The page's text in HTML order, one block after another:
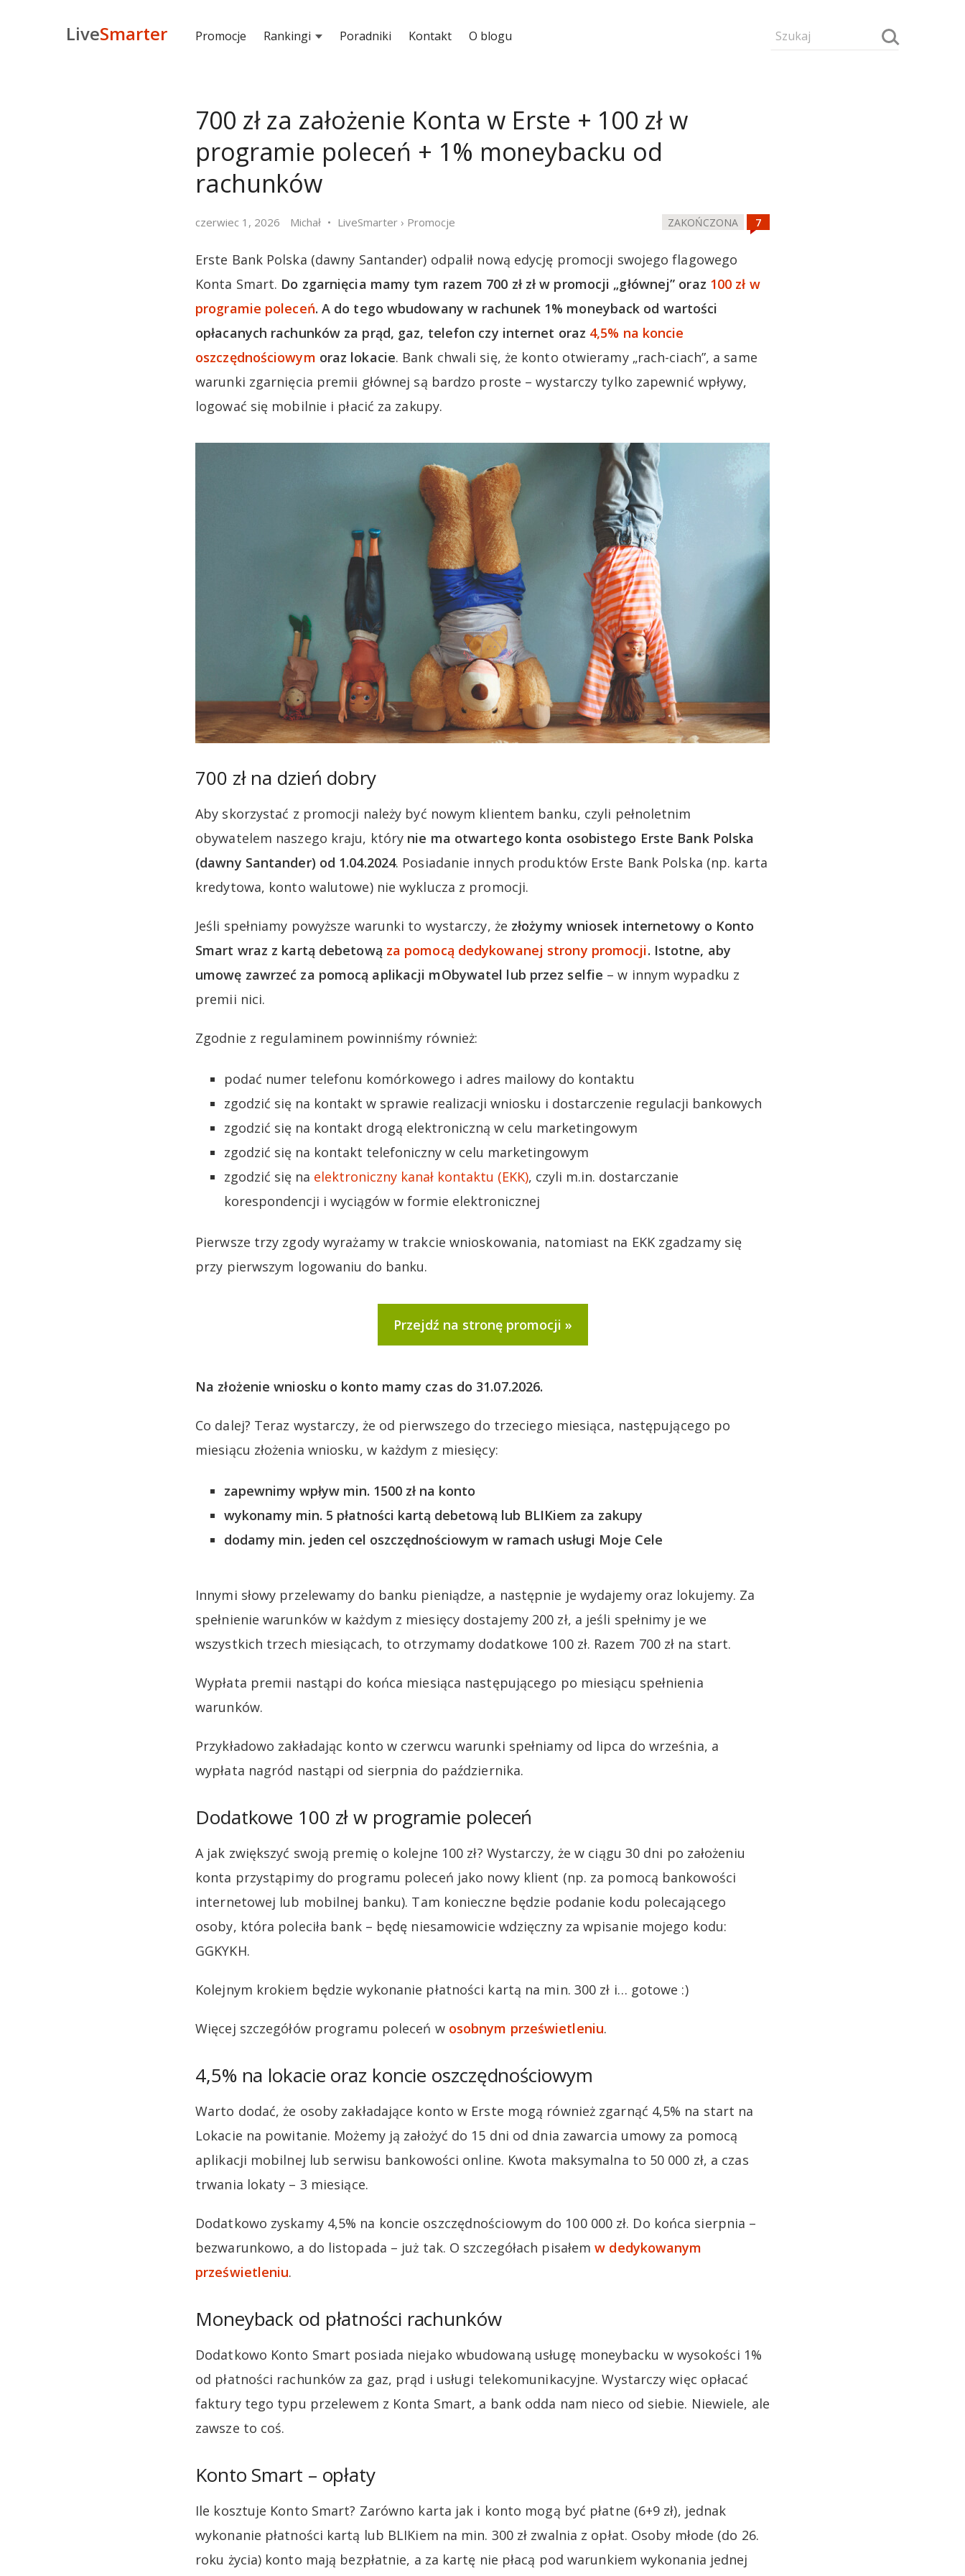
LiveSmarter Promocje Rankingi Poradniki Kontakt O blogu
700 zł za założenie Konta w Erste + 100 zł w
programie poleceń + 1% moneybacku od
rachunków
czerwiec 1, 2026 Michał LiveSmarter › Promocje ZAKOŃCZONA
Erste Bank Polska (dawny Santander) odpalił nową edycję promocji swojego flagowego
Konta Smart. Do zgarnięcia mamy tym razem 700 zł zł w promocji „głównej” oraz 100 zł w
programie poleceń. A do tego wbudowany w rachunek 1% moneyback od wartości
opłacanych rachunków za prąd, gaz, telefon czy internet oraz 4,5% na koncie
oszczędnościowym oraz lokacie. Bank chwali się, że konto otwieramy „rach-ciach”, a same
warunki zgarnięcia premii głównej są bardzo proste – wystarczy tylko zapewnić wpływy,
logować się mobilnie i płacić za zakupy.
700 zł na dzień dobry
Aby skorzystać z promocji należy być nowym klientem banku, czyli pełnoletnim
obywatelem naszego kraju, który nie ma otwartego konta osobistego Erste Bank Polska
(dawny Santander) od 1.04.2024. Posiadanie innych produktów Erste Bank Polska (np. karta
kredytowa, konto walutowe) nie wyklucza z promocji.
Jeśli spełniamy powyższe warunki to wystarczy, że złożymy wniosek internetowy o Konto
Smart wraz z kartą debetową za pomocą dedykowanej strony promocji. Istotne, aby
umowę zawrzeć za pomocą aplikacji mObywatel lub przez selfie – w innym wypadku z
premii nici.
Zgodnie z regulaminem powinniśmy również:
podać numer telefonu komórkowego i adres mailowy do kontaktu
zgodzić się na kontakt w sprawie realizacji wniosku i dostarczenie regulacji bankowych
zgodzić się na kontakt drogą elektroniczną w celu marketingowym
zgodzić się na kontakt telefoniczny w celu marketingowym
zgodzić się na elektroniczny kanał kontaktu (EKK), czyli m.in. dostarczanie
korespondencji i wyciągów w formie elektronicznej
Pierwsze trzy zgody wyrażamy w trakcie wnioskowania, natomiast na EKK zgadzamy się
przy pierwszym logowaniu do banku.
Przejdź na stronę promocji
Na złożenie wniosku o konto mamy czas do 31.07.2026.
Co dalej? Teraz wystarczy, że od pierwszego do trzeciego miesiąca, następującego po
miesiącu złożenia wniosku, w każdym z miesięcy:
zapewnimy wpływ min. 1500 zł na konto
wykonamy min. 5 płatności kartą debetową lub BLIKiem za zakupy
dodamy min. jeden cel oszczędnościowym w ramach usługi Moje Cele
Innymi słowy przelewamy do banku pieniądze, a następnie je wydajemy oraz lokujemy. Za
spełnienie warunków w każdym z miesięcy dostajemy 200 zł, a jeśli spełnimy je we
wszystkich trzech miesiącach, to otrzymamy dodatkowe 100 zł. Razem 700 zł na start.
Wypłata premii nastąpi do końca miesiąca następującego po miesiącu spełnienia
warunków.
Przykładowo zakładając konto w czerwcu warunki spełniamy od lipca do września, a
wypłata nagród nastąpi od sierpnia do października.
Dodatkowe 100 zł w programie poleceń
A jak zwiększyć swoją premię o kolejne 100 zł? Wystarczy, że w ciągu 30 dni po założeniu
konta przystąpimy do programu poleceń jako nowy klient (np. za pomocą bankowości
internetowej lub mobilnej banku). Tam konieczne będzie podanie kodu polecającego
osoby, która poleciła bank – będę niesamowicie wdzięczny za wpisanie mojego kodu:
GGKYKH.
Kolejnym krokiem będzie wykonanie płatności kartą na min. 300 zł i… gotowe :)
Więcej szczegółów programu poleceń w osobnym prześwietleniu.
4,5% na lokacie oraz koncie oszczędnościowym
Warto dodać, że osoby zakładające konto w Erste mogą również zgarnąć 4,5% na start na
Lokacie na powitanie. Możemy ją założyć do 15 dni od dnia zawarcia umowy za pomocą
aplikacji mobilnej lub serwisu bankowości online. Kwota maksymalna to 50 000 zł, a czas
trwania lokaty – 3 miesiące.
Dodatkowo zyskamy 4,5% na koncie oszczędnościowym do 100 000 zł. Do końca sierpnia –
bezwarunkowo, a do listopada – już tak. O szczegółach pisałemw dedykowanym
prześwietleniu.
Moneyback od płatności rachunków
Dodatkowo Konto Smart posiada niejako wbudowaną usługę moneybacku w wysokości 1%
od płatności rachunków za gaz, prąd i usługi telekomunikacyjne. Wystarczy więc opłacać
faktury tego typu przelewem z Konta Smart, a bank odda nam nieco od siebie. Niewiele, ale
zawsze to coś.
Konto Smart – opłaty
Ile kosztuje Konto Smart? Zarówno karta jak i konto mogą być płatne (6+9 zł), jednak
wykonanie płatności kartą lub BLIKiem na min. 300 zł zwalnia z opłat. Osoby młode (do 26.
roku życia) konto mają bezpłatnie, a za kartę nie płacą pod warunkiem wykonania jednej